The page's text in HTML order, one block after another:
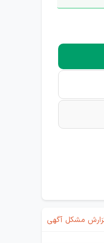
مشکل آگهی